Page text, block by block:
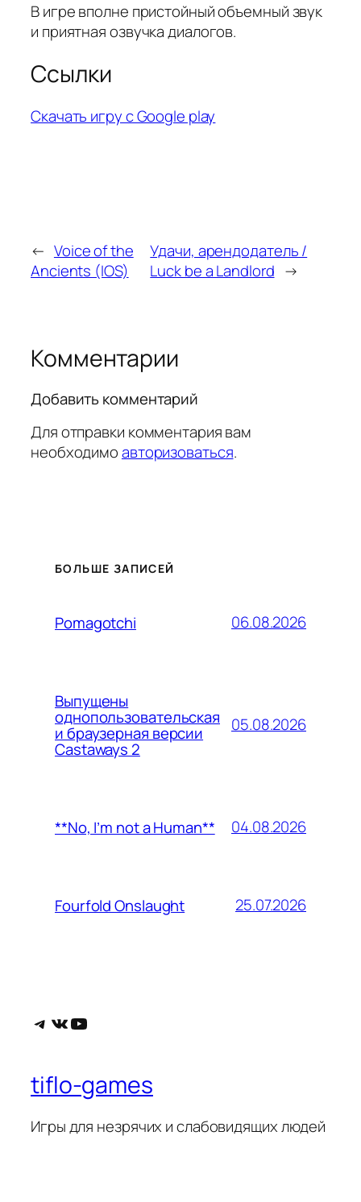
В игре вполне пристойный объемный звук
и приятная озвучка диалогов.
Ссылки
Скачать игру с Google play
← Voice of the
Ancients (IOS)
Удачи, арендодатель /
Luck be a Landlord →
Комментарии
Добавить комментарий
Для отправки комментария вам
необходимоавторизоваться.
БОЛЬШЕ ЗАПИСЕЙ
Pomagotchi 06.08.2026
Выпущены
однопользовательская
и браузерная версии
Castaways 2
05.08.2026
**No, I’m not a Human** 04.08.2026
Fourfold Onslaught 25.07.2026
Telegram
ВКонтакте
YouTube
tiflo-games
Игры для незрячих и слабовидящих людей